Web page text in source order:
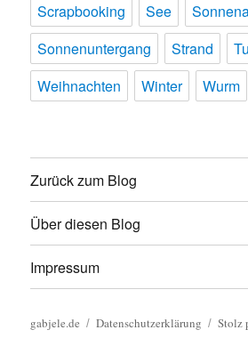
Scrapbooking
See
Sonnenuntergang
Strand
Weihnachten
Winter Wurm
Zurück zum Blog
Über diesen Blog
Impressum
gabjele.de Datenschutzerklärung
Stolz